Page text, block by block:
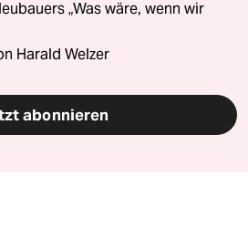
„Was wäre, wenn wir
Harald Welzer
abonnieren